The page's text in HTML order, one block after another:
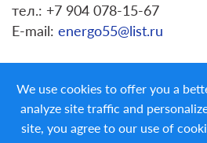
тел.: +7 904 078-15-67
E-mail: energo55@list.ru
Copyright ©LIYOND ELECTRIC
We use cookies to offer you a
analyze site traffic and
site, you agree to our use of